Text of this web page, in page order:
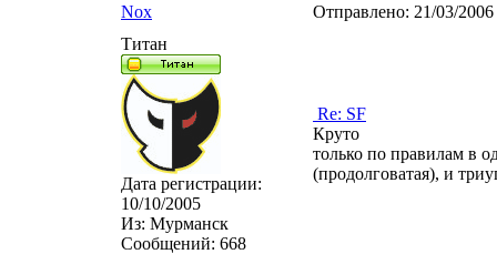
Nox Отправлено: 21/03/
Титан
Дата регистрации:
10/10/2005
Из: Мурманск
Сообщений: 668
Re: SF
Круто
только по правилам в
(продолговатая), и